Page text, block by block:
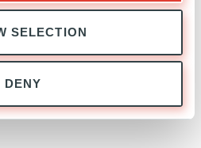
SELECTION
DENY
2020